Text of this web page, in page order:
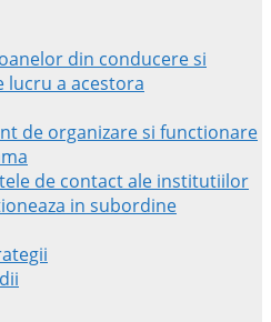
din conducere si
lucru a acestora
de organizare si functionare
de contact ale institutiilor
in subordine